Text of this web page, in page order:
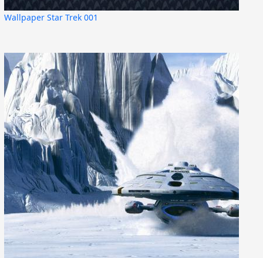
Wallpaper Star Trek 001